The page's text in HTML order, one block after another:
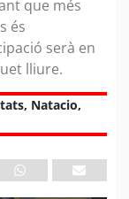
que més
és
serà en
lliure.
, Natacio,